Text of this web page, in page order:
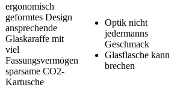
ergonomisch
geformtes Design
ansprechende
Glaskaraffe mit
viel
Fassungsvermögen
sparsame CO2-
Kartusche
Optik nicht
jedermanns
Geschmack
Glasflasche kann
brechen